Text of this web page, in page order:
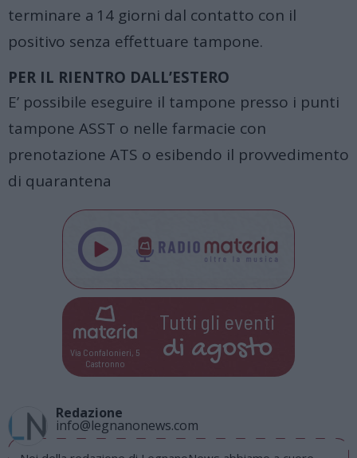
terminare a 14 giorni dal contatto con il
positivo senza effettuare tampone.
PER IL RIENTRO DALL’ESTERO
E’ possibile eseguire il tampone presso i punti
tampone ASST o nelle farmacie con
prenotazione ATS o esibendo il provvedimento
di quarantena
Via Confalonieri, 5
Castronno
Tutti gli eventi
di agosto
Redazione
info@legnanonews.com